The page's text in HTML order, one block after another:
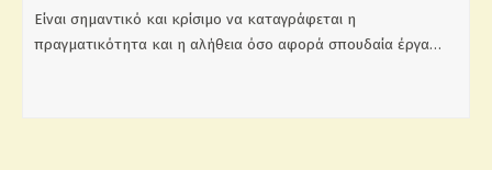
Είναι σημαντικό και κρίσιμο να καταγράφεται η
πραγματικότητα και η αλήθεια όσο αφορά σπουδαία έργα…